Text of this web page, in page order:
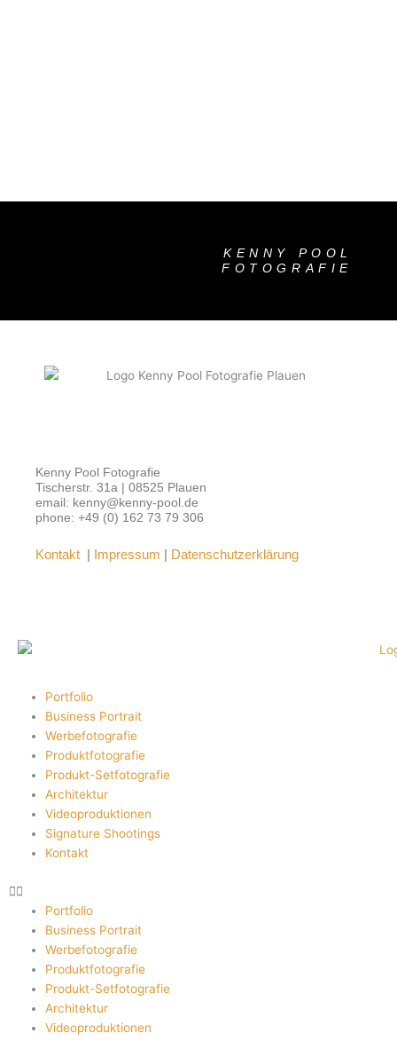
KENNY POOL
FOTOGRAFIE
Kenny Pool Fotografie
Tischerstr. 31a | 08525 Plauen
email: kenny@kenny-pool.de
phone: +49 (0) 162 73 79 306
Kontakt | Impressum | Datenschutzerklärung
Portfolio
Business Portrait
Werbefotografie
Produktfotografie
Produkt-Setfotografie
Architektur
Videoproduktionen
Signature Shootings
Kontakt
Portfolio
Business Portrait
Werbefotografie
Produktfotografie
Produkt-Setfotografie
Architektur
Videoproduktionen